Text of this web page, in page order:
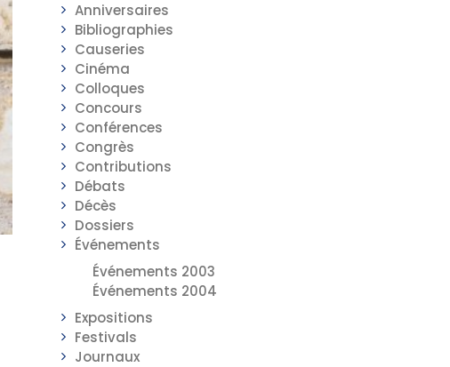
Anniversaires
Bibliographies
Causeries
Cinéma
Colloques
Concours
Conférences
Congrès
Contributions
Débats
Décès
Dossiers
Événements
Événements 2003
Événements 2004
Expositions
Festivals
Journaux